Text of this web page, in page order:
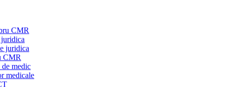
CMR
juridica
CMR
medic
medicale